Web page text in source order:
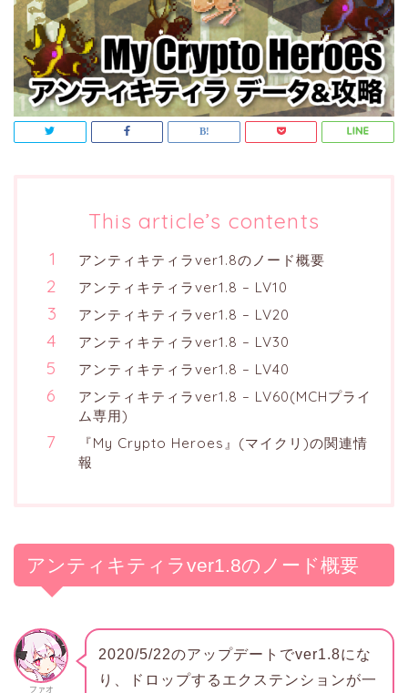
This article’s contents
アンティキティラver1.8のノード概要
アンティキティラver1.8 – LV10
アンティキティラver1.8 – LV20
アンティキティラver1.8 – LV30
アンティキティラver1.8 – LV40
アンティキティラver1.8 – LV60(MCHプライ
ム専用)
『My Crypto Heroes』(マイクリ)の関連情
報
アンティキティラver1.8のノード概要
ファオ
2020/5/22のアップデートでver1.8にな
り、ドロップするエクステンションが一